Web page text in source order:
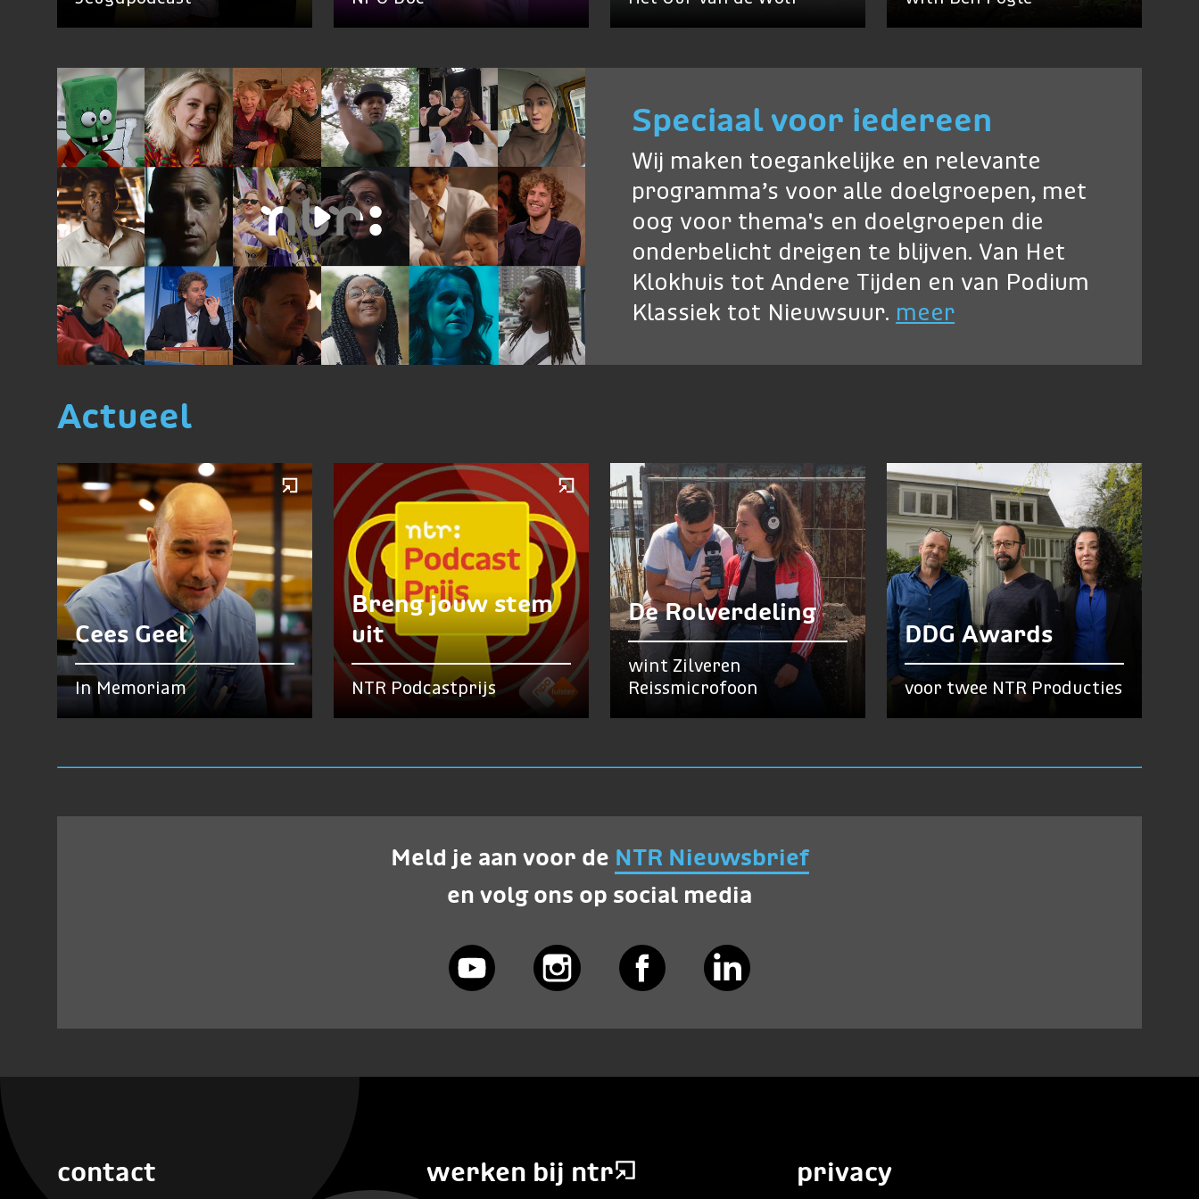
Speciaal voor iedereen
Wij maken toegankelijke en relevante
programma’s voor alle doelgroepen, met
oog voor thema's en doelgroepen die
onderbelicht dreigen te blijven. Van Het
Klokhuis tot Andere Tijden en van Podium
Klassiek tot Nieuwsuur. meer
Actueel
Cees Geel
In Memoriam
Breng jouw stem
uit
NTR Podcastprijs
De Rolverdeling
wint Zilveren
Reissmicrofoon
DDG Awards
voor twee NTR Producties
Meld je aan voor de NTR Nieuwsbrief
en volg ons op social media
contact
werken bij ntr
privacy